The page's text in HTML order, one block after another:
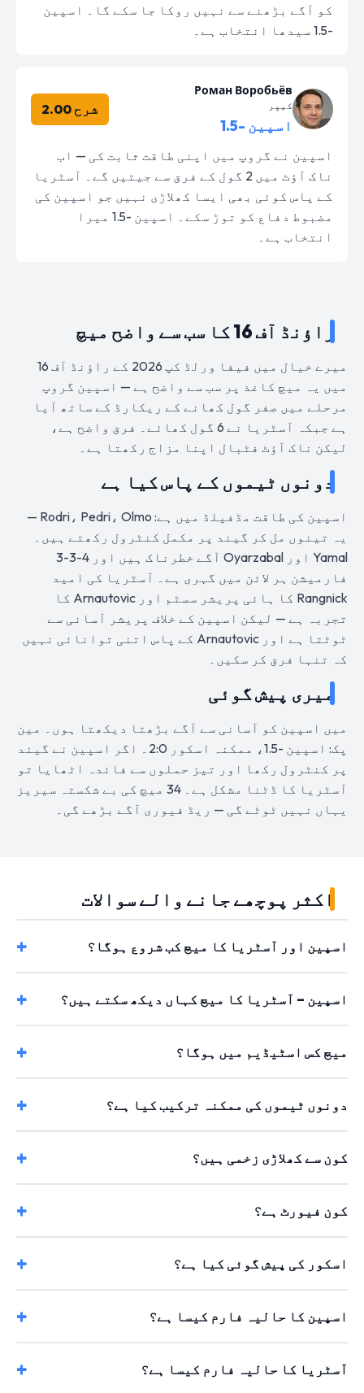
کو آگے بڑھنے سے نہیں روکا جا سکے گا۔ اسپین
-1.5 سیدھا انتخاب ہے۔
Роман Воробьёв
کیپر
اسپین -1.5
شرح 2.00
اسپین نے گروپ میں اپنی طاقت ثابت کی — اب
ناک آؤٹ میں 2 گول کے فرق سے جیتیں گے۔ آسٹریا
کے پاس کوئی بھی ایسا کھلاڑی نہیں جو اسپین کی
مضبوط دفاع کو توڑ سکے۔ اسپین -1.5 میرا
انتخاب ہے۔
راؤنڈ آف 16 کا سب سے واضح میچ
میرے خیال میں فیفا ورلڈ کپ 2026 کے راؤنڈ آف 16
میں یہ میچ کاغذ پر سب سے واضح ہے — اسپین گروپ
مرحلے میں صفر گول کھانے کے ریکارڈ کے ساتھ آیا
ہے جبکہ آسٹریا نے 6 گول کھائے۔ فرق واضح ہے،
لیکن ناک آؤٹ فٹبال اپنا مزاج رکھتا ہے۔
دونوں ٹیموں کے پاس کیا ہے
اسپین کی طاقت مڈفیلڈ میں ہے: Rodri، Pedri، Olmo —
یہ تینوں مل کر گیند پر مکمل کنٹرول رکھتے ہیں۔
Yamal اور Oyarzabal آگے خطرناک ہیں اور 4-3-3
فارمیشن ہر لائن میں گہری ہے۔ آسٹریا کی امید
Rangnick کا ہائی پریشر سسٹم اور Arnautovic کا
تجربہ ہے — لیکن اسپین کے خلاف پریشر آسانی سے
ٹوٹتا ہے اور Arnautovic کے پاس اتنی توانائی نہیں
کہ تنہا فرق کر سکیں۔
میری پیش گوئی
میں اسپین کو آسانی سے آگے بڑھتا دیکھتا ہوں۔ مین
پک: اسپین -1.5، ممکنہ اسکور 2:0۔ اگر اسپین نے گیند
پر کنٹرول رکھا اور تیز حملوں سے فائدہ اٹھایا تو
آسٹریا کا ڈٹنا مشکل ہے۔ 34 میچ کی بے شکستہ سیریز
یہاں نہیں ٹوٹے گی — ریڈ فیوری آگے بڑھے گی۔
اکثر پوچھے جانے والے سوالات
اسپین اور آسٹریا کا میچ کب شروع ہوگا؟
اسپین – آسٹریا کا میچ کہاں دیکھ سکتے ہیں؟
میچ کس اسٹیڈیم میں ہوگا؟
دونوں ٹیموں کی ممکنہ ترکیب کیا ہے؟
کون سے کھلاڑی زخمی ہیں؟
کون فیورٹ ہے؟
اسکور کی پیش گوئی کیا ہے؟
اسپین کا حالیہ فارم کیسا ہے؟
آسٹریا کا حالیہ فارم کیسا ہے؟